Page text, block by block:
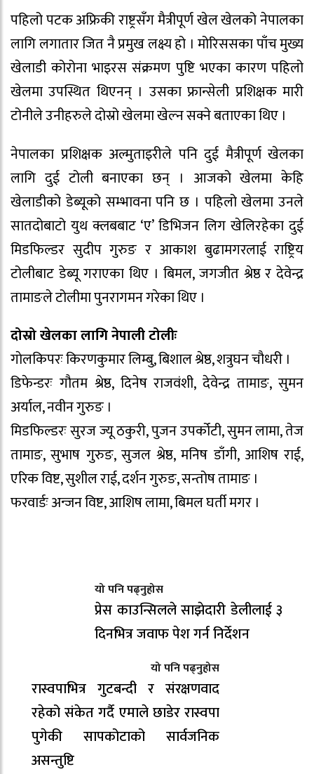
पहिलो पटक अफ्रिकी राष्ट्रसँग मैत्रीपूर्ण खेल खेलको नेपालका
लागि लगातार जित नै प्रमुख लक्ष्य हो । मोरिससका पाँच मुख्य
खेलाडी कोरोना भाइरस संक्रमण पुष्टि भएका कारण पहिलो
खेलमा उपस्थित थिएनन् । उसका फ्रान्सेली प्रशिक्षक मारी
टोनीले उनीहरुले दोस्रो खेलमा खेल्न सक्ने बताएका थिए ।
नेपालका प्रशिक्षक अल्मुताइरीले पनि दुई मैत्रीपूर्ण खेलका
लागि दुई टोली बनाएका छन् । आजको खेलमा केहि
खेलाडीको डेब्यूको सम्भावना पनि छ । पहिलो खेलमा उनले
सातदोबाटो युथ क्लबबाट ‘ए’ डिभिजन लिग खेलिरहेका दुई
मिडफिल्डर सुदीप गुरुङ र आकाश बुढामगरलाई राष्ट्रिय
टोलीबाट डेब्यू गराएका थिए । बिमल, जगजीत श्रेष्ठ र देवेन्द्र
तामाङले टोलीमा पुनरागमन गरेका थिए ।
दोस्रो खेलका लागि नेपाली टोलीः
गाेलकिपरः किरणकुमार लिम्बु, बिशाल श्रेष्ठ, शत्रुघन चौधरी ।
डिफेन्डरः गौतम श्रेष्ठ, दिनेष राजवंशी, देवेन्द्र तामाङ, सुमन
अर्याल, नवीन गुरुङ ।
मिडफिल्डरः सुरज ज्यू ठकुरी, पुजन उपर्कोटी, सुमन लामा, तेज
तामाङ, सुभाष गुरुङ, सुजल श्रेष्ठ, मनिष डाँगी, आशिष राई,
एरिक विष्ट, सुशील राई, दर्शन गुरुङ, सन्तोष तामाङ ।
फरवार्डः अन्जन विष्ट, आशिष लामा, बिमल घर्ती मगर ।
यो पनि पढ्नुहोस
प्रेस काउन्सिलले साझेदारी डेलीलाई ३
दिनभित्र जवाफ पेश गर्न निर्देशन
यो पनि पढ्नुहोस
रास्वपाभित्र गुटबन्दी र संरक्षणवाद
रहेको संकेत गर्दै एमाले छाडेर रास्वपा
पुगेकी सापकोटाको सार्वजनिक
असन्तुष्टि